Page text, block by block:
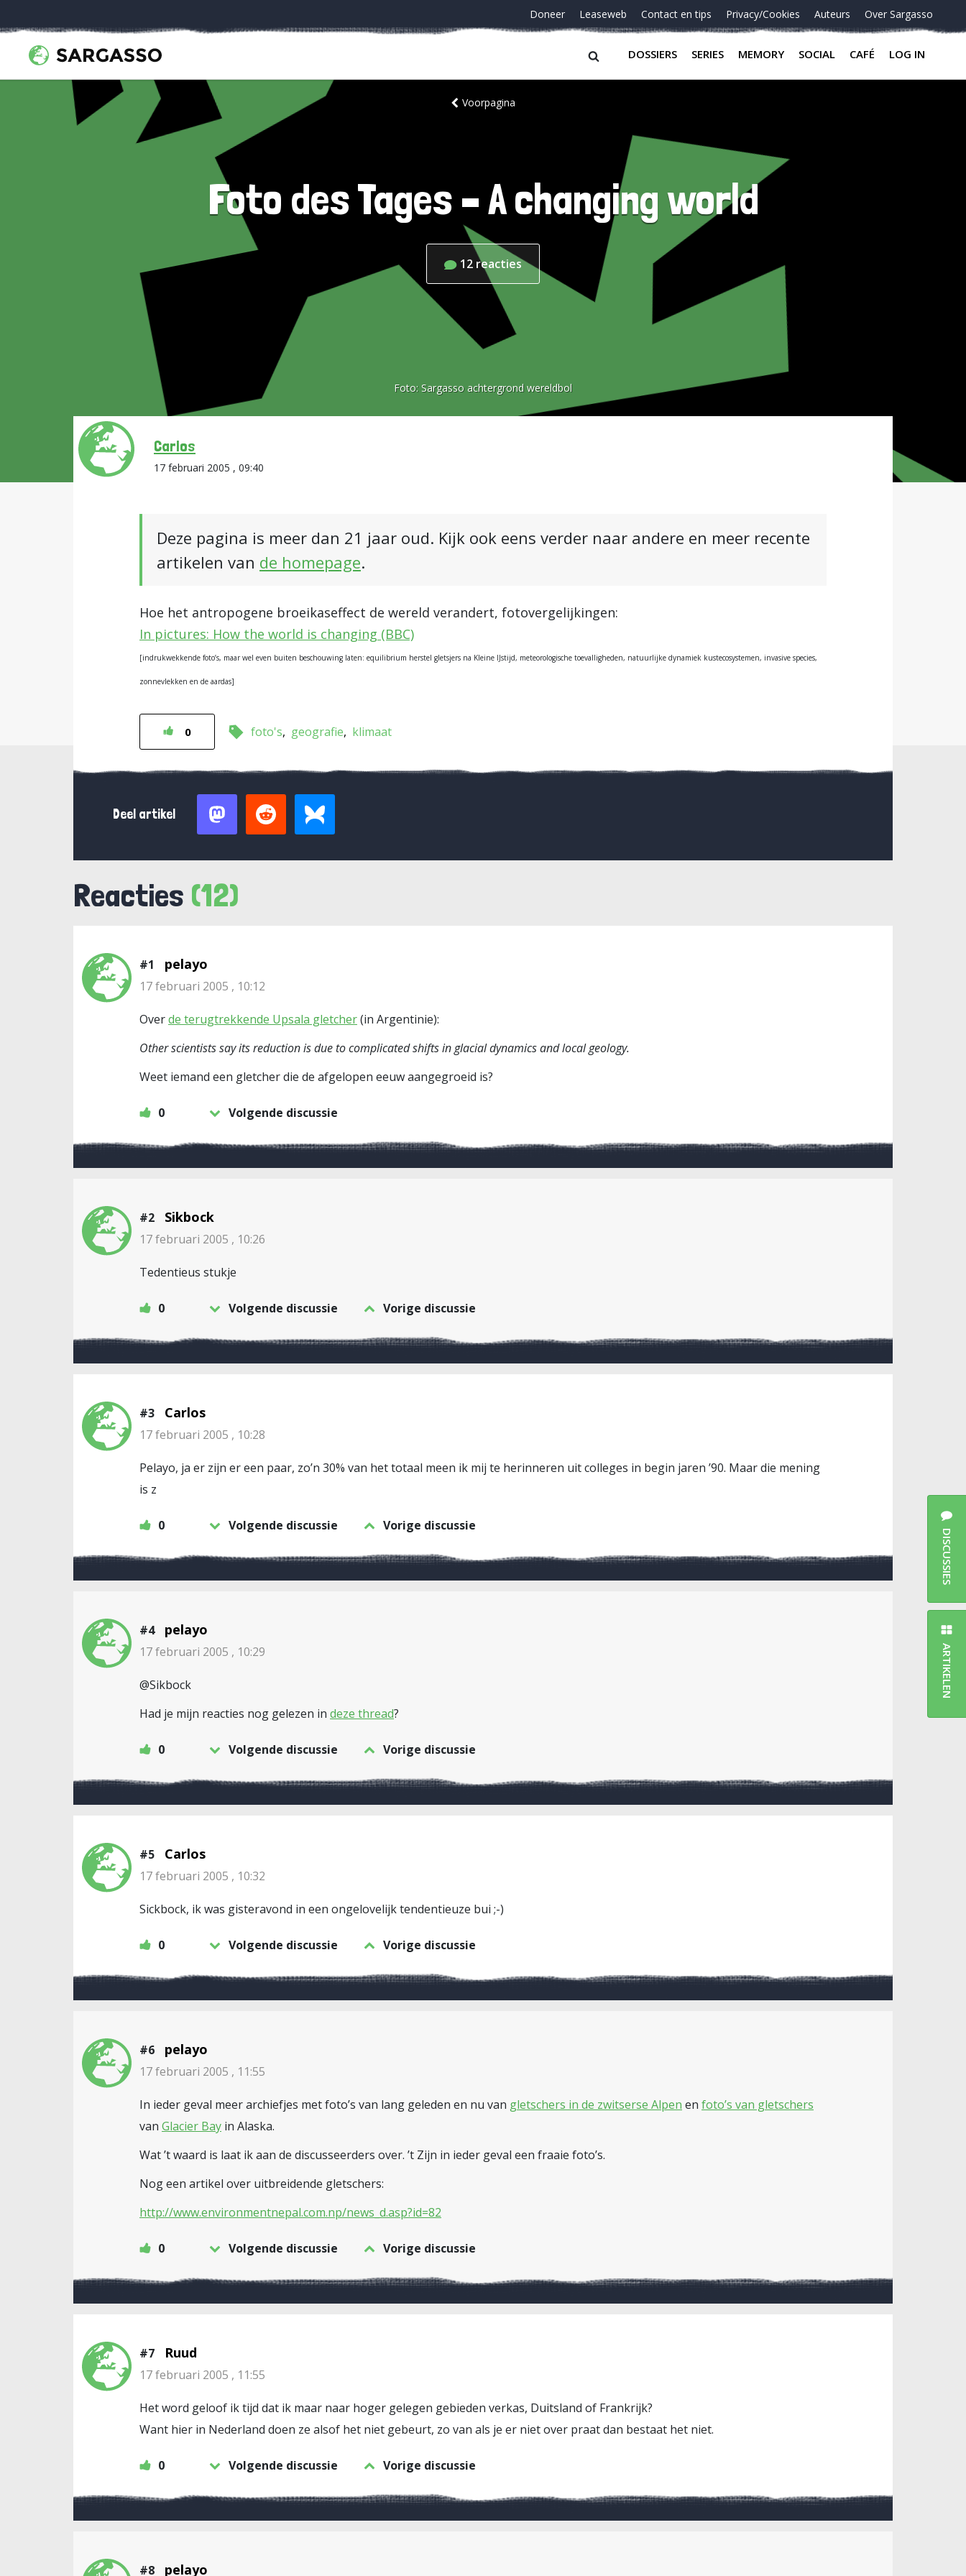
Doneer Leaseweb Contact en tips Privacy/Cookies Auteurs Over Sargasso
DOSSIERS SERIES MEMORY SOCIAL CAFÉ LOG IN
Voorpagina
Foto des Tages – A changing world
12 reacties
Foto: Sargasso achtergrond wereldbol
Carlos
17 februari 2005 , 09:40
Deze pagina is meer dan 21 jaar oud. Kijk ook eens verder naar andere en meer recente
artikelen van de homepage.
Hoe het antropogene broeikaseffect de wereld verandert, fotovergelijkingen:
In pictures: How the world is changing (BBC)
[indrukwekkende foto’s, maar wel even buiten beschouwing laten: equilibrium herstel gletsjers na Kleine IJstijd, meteorologische toevalligheden, natuurlijke dynamiek kustecosystemen, invasive species,
zonnevlekken en de aardas]
0 foto's geografie klimaat
Deel artikel
Reacties (12)
#1 pelayo
17 februari 2005 , 10:12
Overde terugtrekkende Upsala gletcher(in Argentinie):
Other scientists say its reduction is due to complicated shifts in glacial dynamics and local geology.
Weet iemand een gletcher die de afgelopen eeuw aangegroeid is?
0 Volgende discussie
#2 Sikbock
17 februari 2005 , 10:26
Tedentieus stukje
0 Volgende discussie Vorige discussie
#3 Carlos
17 februari 2005 , 10:28
Pelayo, ja er zijn er een paar, zo’n 30% van het totaal meen ik mij te herinneren uit colleges in begin jaren ’90. Maar die mening
is z
0 Volgende discussie Vorige discussie
#4 pelayo
17 februari 2005 , 10:29
@Sikbock
Had je mijn reacties nog gelezen in deze thread?
0 Volgende discussie Vorige discussie
#5 Carlos
17 februari 2005 , 10:32
Sickbock, ik was gisteravond in een ongelovelijk tendentieuze bui ;-)
0 Volgende discussie Vorige discussie
#6 pelayo
17 februari 2005 , 11:55
In ieder geval meer archiefjes met foto’s van lang geleden en nu van gletschers in de zwitserse Alpen en foto’s van gletschers
van Glacier Bay in Alaska.
Wat ’t waard is laat ik aan de discusseerders over. ’t Zijn in ieder geval een fraaie foto’s.
Nog een artikel over uitbreidende gletschers:
http://www.environmentnepal.com.np/news_d.asp?id=82
0 Volgende discussie Vorige discussie
#7 Ruud
17 februari 2005 , 11:55
Het word geloof ik tijd dat ik maar naar hoger gelegen gebieden verkas, Duitsland of Frankrijk?
Want hier in Nederland doen ze alsof het niet gebeurt, zo van als je er niet over praat dan bestaat het niet.
0 Volgende discussie Vorige discussie
#8 pelayo
DISCUSSIES
ARTIKELEN